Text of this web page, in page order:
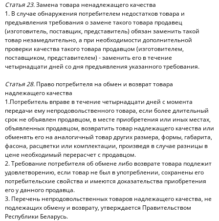
Статья 23.Замена товара ненадлежащего качества
1. В случае обнаружения потребителем недостатков товара и
предъявления требования о замене такого товара продавец
(изготовитель, поставщик, представитель) обязан заменить такой
товар незамедлительно, а при необходимости дополнительной
проверки качества такого товара продавцом (изготовителем,
поставщиком, представителем) - заменить его в течение
четырнадцати дней со дня предъявления указанного требования.
Статья 28. Право потребителя на обмен и возврат товара
надлежащего качества
1.Потребитель вправе в течение четырнадцати дней с момента
передачи ему непродовольственного товара, если более длительный
срок не объявлен продавцом, в месте приобретения или иных местах,
объявленных продавцом, возвратить товар надлежащего качества или
обменять его на аналогичный товар других размера, формы, габарита,
фасона, расцветки или комплектации, произведя в случае разницы в
цене необходимый перерасчет с продавцом.
2. Требование потребителя об обмене либо возврате товара подлежит
удовлетворению, если товар не был в употреблении, сохранены его
потребительские свойства и имеются доказательства приобретения
его у данного продавца.
3. Перечень непродовольственных товаров надлежащего качества, не
подлежащих обмену и возврату, утверждается Правительством
Республики Беларусь.